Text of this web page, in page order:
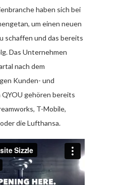
haben sich bei
um einen neuen
schaffen und das bereits
Das Unternehmen
nach dem
Kunden- und
gehören bereits
T-Mobile,
die Lufthansa.